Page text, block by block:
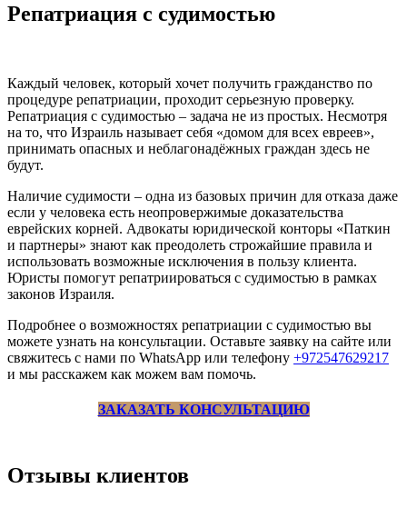
Репатриация с судимостью
Каждый человек, который хочет получить гражданство по
процедуре репатриации, проходит серьезную проверку.
Репатриация с судимостью – задача не из простых. Несмотря
на то, что Израиль называет себя «домом для всех евреев»,
принимать опасных и неблагонадёжных граждан здесь не
будут.
Наличие судимости – одна из базовых причин для отказа даже
если у человека есть неопровержимые доказательства
еврейских корней. Адвокаты юридической конторы «Паткин
и партнеры» знают как преодолеть строжайшие правила и
использовать возможные исключения в пользу клиента.
Юристы помогут репатриироваться с судимостью в рамках
законов Израиля.
Подробнее о возможностях репатриации с судимостью вы
можете узнать на консультации. Оставьте заявку на сайте или
свяжитесь с нами по WhatsApp или телефону +972547629217
и мы расскажем как можем вам помочь.
ЗАКАЗАТЬ КОНСУЛЬТАЦИЮ
Отзывы клиентов